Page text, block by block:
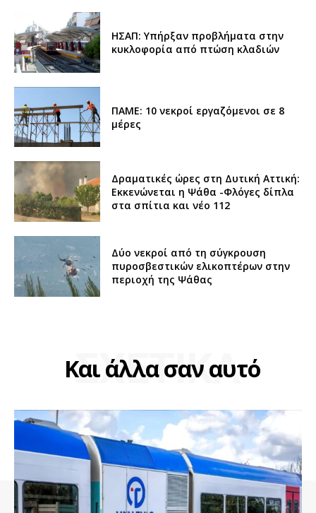
ΗΣΑΠ: Υπήρξαν προβλήματα στην
κυκλοφορία από πτώση κλαδιών
ΠΑΜΕ: 10 νεκροί εργαζόμενοι σε 8
μέρες
Δραματικές ώρες στη Δυτική Αττική:
Εκκενώνεται η Ψάθα -Φλόγες δίπλα
στα σπίτια και νέο 112
Δύο νεκροί από τη σύγκρουση
πυροσβεστικών ελικοπτέρων στην
περιοχή της Ψάθας
Και άλλα σαν αυτό
ΣΧΕΤΙΚΑ